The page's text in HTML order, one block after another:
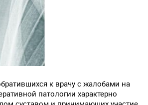
к врачу с жалобами на
патологии характерно